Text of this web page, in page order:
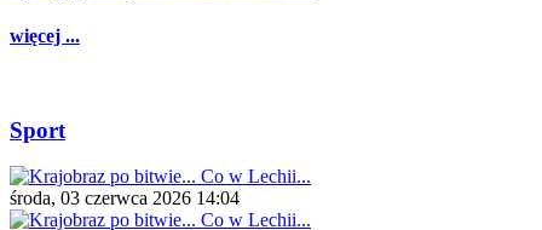
więcej ...
Sport
środa, 03 czerwca 2026 14:04